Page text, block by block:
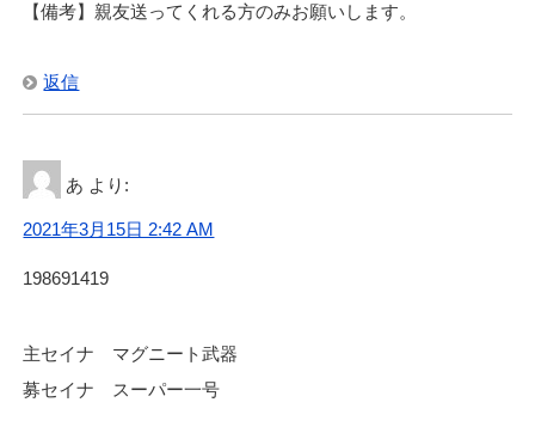
【備考】親友送ってくれる方のみお願いします。
返信
あ より:
2021年3月15日 2:42 AM
198691419
主セイナ マグニート武器
募セイナ スーパー一号